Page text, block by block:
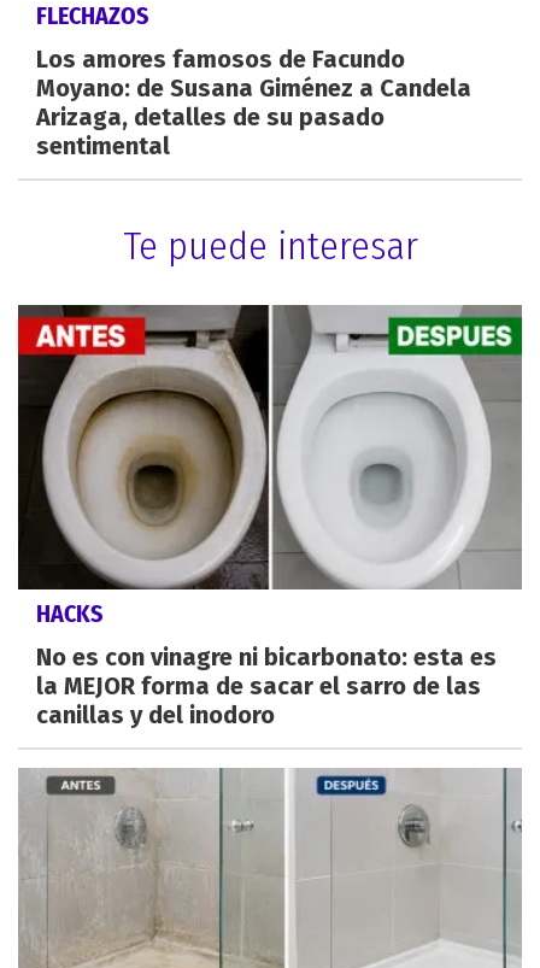
FLECHAZOS
Los amores famosos de Facundo
Moyano: de Susana Giménez a Candela
Arizaga, detalles de su pasado
sentimental
Te puede interesar
HACKS
No es con vinagre ni bicarbonato: esta es
la MEJOR forma de sacar el sarro de las
canillas y del inodoro